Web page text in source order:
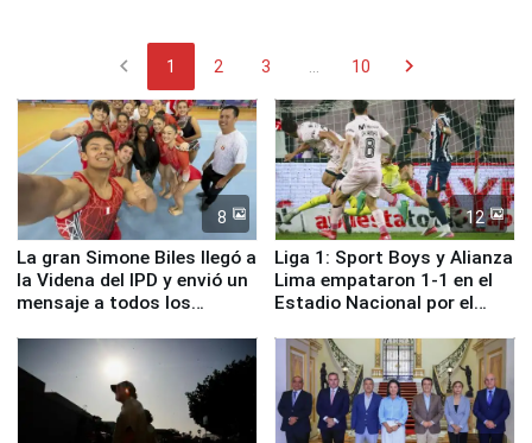
chevron_left 1 2 3 10 chevron_right
8
La gran Simone Biles llegó a
la Videna del IPD y envió un
mensaje a todos los
12
Liga 1: Sport Boys y Alianza
Lima empataron 1-1 en el
Estadio Nacional por el